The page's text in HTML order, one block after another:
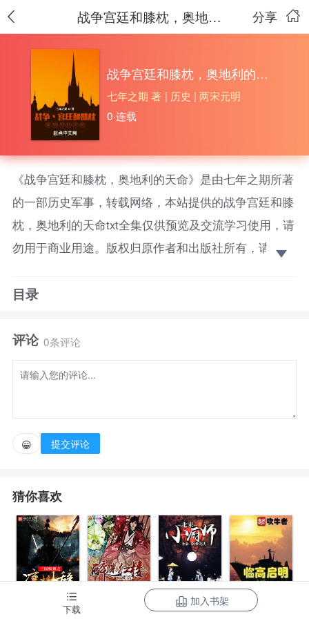
分享
战争宫廷和膝枕，奥地利的天命
战争宫廷和膝枕，奥地利的天命
七年之期 著 | 历史 | 两宋元明
0·连载
《战争宫廷和膝枕，奥地利的天命》是由七年之期所著
的一部历史军事，转载网络，本站提供的战争宫廷和膝
枕，奥地利的天命txt全集仅供预览及交流学习使用，请
勿用于商业用途。版权归原作者和出版社所有，请在下
别人去打仗，你，幸运的奥地利，去结婚吧！战神能赐
拿破仑战争的硝烟已经散去，曾经为欧洲带来和平的
维也纳体系，已经千疮百孔。
看似毫无波澜的和平表象之下，则是暗流涌动的时代
漩涡，暴风之前的宁静。
空气中弥漫着汗水蒸腾的雾气，呛人的黑烟让人难以
呼吸，高雅的餐桌上，一群军人和穿着西装的胖子正在
你推我攘，饕餮着那名为世界的大餐，墙上挂着梵高的
自画像，耳边萦绕着施特劳斯父子的圆舞曲。
突然音乐变成了进行曲，画面也转到战场，士兵们迈
目录
评论 0条评论
😀 提交评论
猜你喜欢
三国纵横之凉
北宋小厨师
临高启明
下载
加入书架